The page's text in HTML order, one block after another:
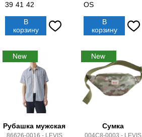
39 41 42
В
корзину
OS
В
корзину
Рубашка мужская
86626-0016 - LEVIS
Сумка
004C8-0003 - LEVIS